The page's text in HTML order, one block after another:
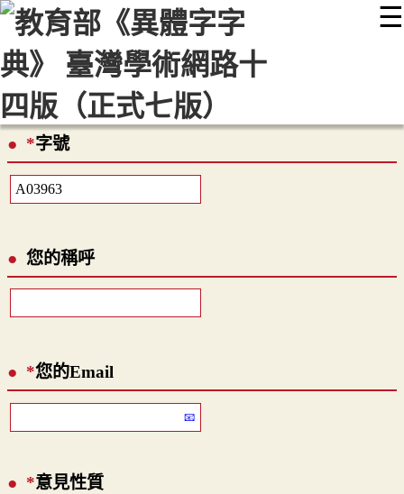
☰
::: 最新消息 常見問題 編輯說明
顯示模式
網站導覽
*字號
您的稱呼
*您的Email
*意見性質